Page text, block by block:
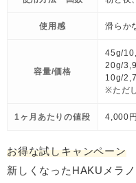
使用感 滑らか
容量/価格
45g/
20g/
10g/
※ただ
1ヶ月あたりの値段 4,000円
お得な試しキャンペーン
新しくなったHAKUメラノ